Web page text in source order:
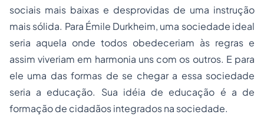
sociais mais baixas e desprovidas de uma instrução
mais sólida. Para Émile Durkheim, uma sociedade ideal
seria aquela onde todos obedeceriam às regras e
assim viveriam em harmonia uns com os outros. E para
ele uma das formas de se chegar a essa sociedade
seria a educação. Sua idéia de educação é a de
formação de cidadãos integrados na sociedade.